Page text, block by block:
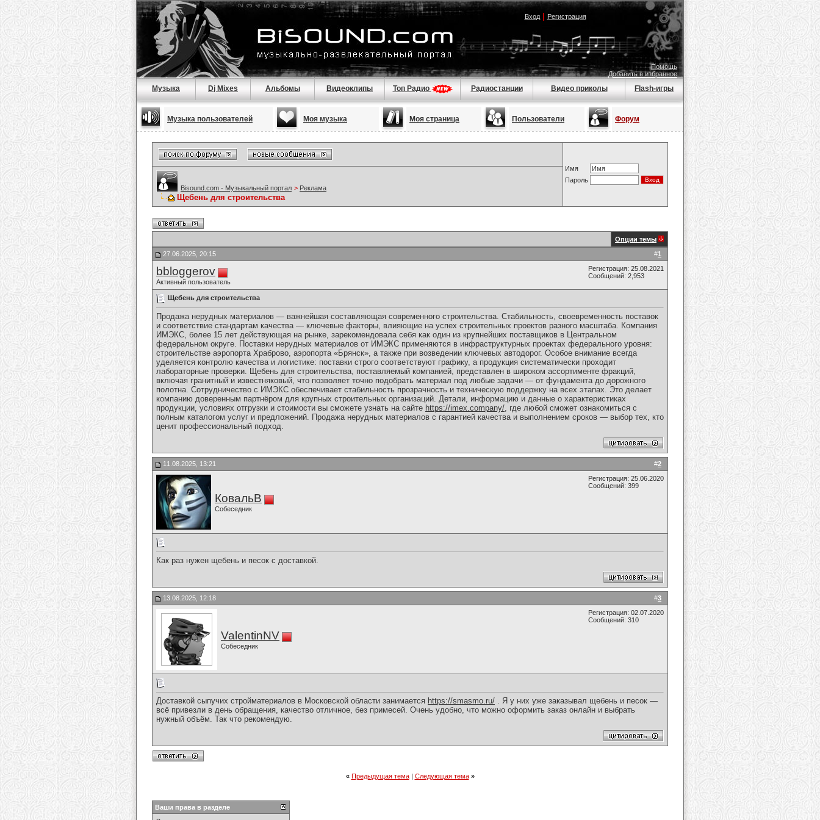
Вход| Регистрация
Помощь
Добавить в избранное
Музыка Dj Mixes Альбомы Видеоклипы Топ Радио Радиостанции Видео приколы Flash-игры
Музыка пользователей Моя музыка Моя страница Пользователи Форум
Имя
Пароль
Bisound.com - Музыкальный портал > Реклама
Щебень для строительства
Опции темы
#1
27.06.2025, 20:15
bbloggerov
Активный пользователь
Регистрация: 25.08.2021
Сообщений: 2,953
Щебень для строительства
Продажа нерудных материалов — важнейшая составляющая современного строительства. Стабильность, своевременность поставок
и соответствие стандартам качества — ключевые факторы, влияющие на успех строительных проектов разного масштаба. Компания
ИМЭКС, более 15 лет действующая на рынке, зарекомендовала себя как один из крупнейших поставщиков в Центральном
федеральном округе. Поставки нерудных материалов от ИМЭКС применяются в инфраструктурных проектах федерального уровня:
строительстве аэропорта Храброво, аэропорта «Брянск», а также при возведении ключевых автодорог. Особое внимание всегда
уделяется контролю качества и логистике: поставки строго соответствуют графику, а продукция систематически проходит
лабораторные проверки. Щебень для строительства, поставляемый компанией, представлен в широком ассортименте фракций,
включая гранитный и известняковый, что позволяет точно подобрать материал под любые задачи — от фундамента до дорожного
полотна. Сотрудничество с ИМЭКС обеспечивает стабильность прозрачность и техническую поддержку на всех этапах. Это делает
компанию доверенным партнёром для крупных строительных организаций. Детали, информацию и данные о характеристиках
продукции, условиях отгрузки и стоимости вы сможете узнать на сайте https://imex.company/, где любой сможет ознакомиться с
полным каталогом услуг и предложений. Продажа нерудных материалов с гарантией качества и выполнением сроков — выбор тех, кто
ценит профессиональный подход.
#2
11.08.2025, 13:21
КовальВ
Собеседник
Регистрация: 25.06.2020
Сообщений: 399
Как раз нужен щебень и песок с доставкой.
#3
13.08.2025, 12:18
ValentinNV
Собеседник
Регистрация: 02.07.2020
Сообщений: 310
Доставкой сыпучих стройматериалов в Московской области занимается https://smasmo.ru/ . Я у них уже заказывал щебень и песок —
всё привезли в день обращения, качество отличное, без примесей. Очень удобно, что можно оформить заказ онлайн и выбрать
нужный объём. Так что рекомендую.
« Предыдущая тема| Следующая тема »
Ваши права в разделе